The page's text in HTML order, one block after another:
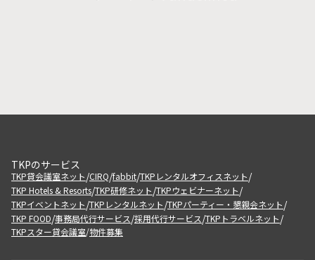
TKPのサービス
TKP貸会議室ネット/CIRQ/fabbit/TKPレンタルオフィスネット/
TKP Hotels & Resorts/TKP研修ネット/TKPウェビナーネット/
TKPイベントネット/TKPレンタルネット/TKPパーティー・懇親会ネット/
TKP FOOD/事務局代行サービス/採用代行サービス/TKPトラベルネット/
TKPスター貸会議室/物件募集